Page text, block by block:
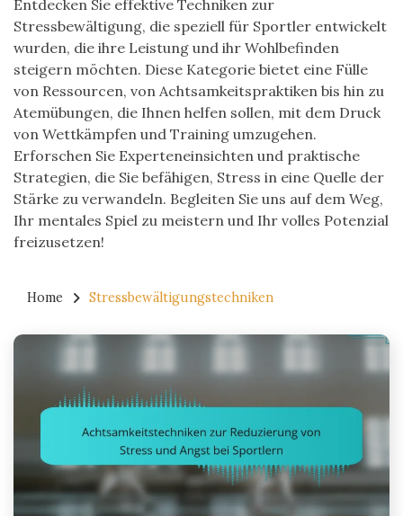
Entdecken Sie effektive Techniken zur
Stressbewältigung, die speziell für Sportler entwickelt
wurden, die ihre Leistung und ihr Wohlbefinden
steigern möchten. Diese Kategorie bietet eine Fülle
von Ressourcen, von Achtsamkeitspraktiken bis hin zu
Atemübungen, die Ihnen helfen sollen, mit dem Druck
von Wettkämpfen und Training umzugehen.
Erforschen Sie Experteneinsichten und praktische
Strategien, die Sie befähigen, Stress in eine Quelle der
Stärke zu verwandeln. Begleiten Sie uns auf dem Weg,
Ihr mentales Spiel zu meistern und Ihr volles Potenzial
freizusetzen!
Home Stressbewältigungstechniken